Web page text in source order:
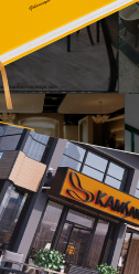
tasarımı,
sırt
sağlam
Hemen